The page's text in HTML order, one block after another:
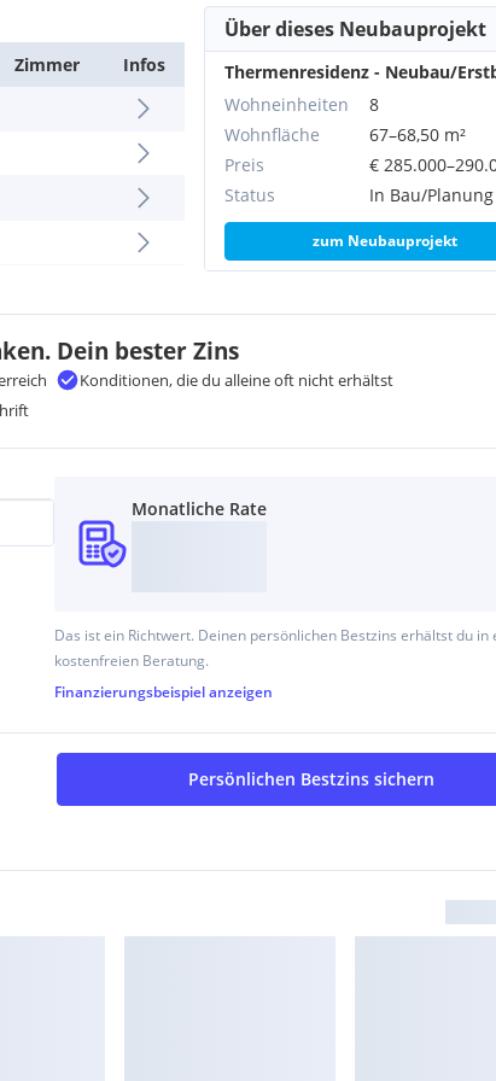
Zimmer Infos
Über dieses Neubauprojekt
Thermenresidenz - Neubau/
Wohneinheiten
8
Wohnfläche
67–68,50 m²
Preis
€
Status
In Bau/Planung
zum Neubauprojekt
Dein bester Zins
Konditionen, die du alleine oft nicht erhältst
Monatliche Rate
Das ist ein Richtwert. Deinen persönlichen Bestzins erhältst du in
kostenfreien Beratung.
Finanzierungsbeispielanzeigen
Persönlichen Bestzins sichern